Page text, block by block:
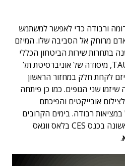
ורבודה כדי לאפשר למשתמש
מרוחק אל הסביבה שלו. המיזם
בתחרות שירות הביטחון הכללי
וקרן ההון סיכון TAU Ventures, מיסודה של אוניברסיטת תל
לקחת חלק במחזור הראשון
שיזמו שני הגופים. כמו כן פיתחה
אובייקטים והפיכתם
רבודה. בימים הקרובים
צפוייה החברה להשתתף לראשונה בכנס CES בלאס ווגאס
.